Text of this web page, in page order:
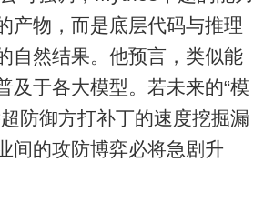
产物，而是底层代码与推理
自然结果。他预言，类似能
及于各大模型。若未来的“模
防御方打补丁的速度挖掘漏
间的攻防博弈必将急剧升